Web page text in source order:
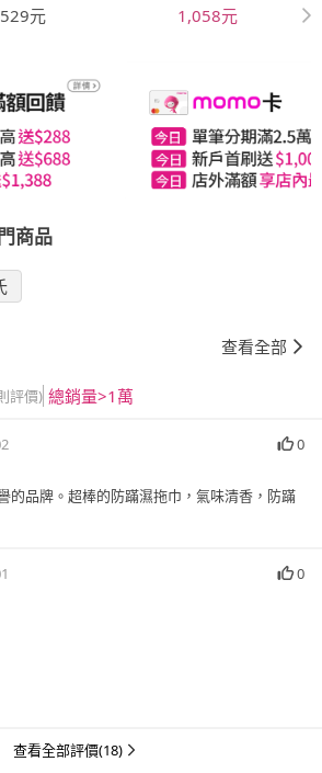
529元 1,058元
商品
查看全部
評價) 總銷量>1萬
0
品牌。超棒的防蹣濕拖巾，氣味清香，防蹣
0
查看全部評價(18)